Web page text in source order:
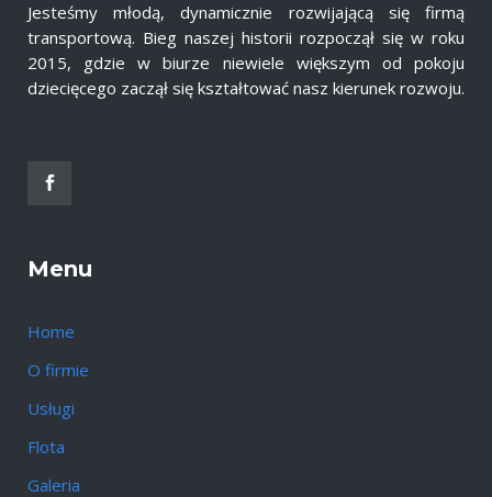
Jesteśmy młodą, dynamicznie rozwijającą się firmą
transportową. Bieg naszej historii rozpoczął się w roku
2015, gdzie w biurze niewiele większym od pokoju
dziecięcego zaczął się kształtować nasz kierunek rozwoju.
Menu
Home
O firmie
Usługi
Flota
Galeria